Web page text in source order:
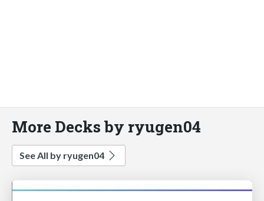
More Decks by ryugen04
See All by ryugen04